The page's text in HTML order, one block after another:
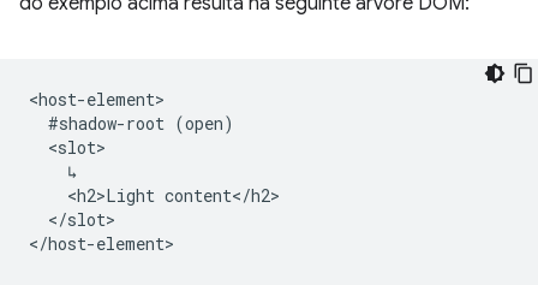
<host-element>
  #shadow-root (open)
  <slot>
    ↳
    <h2>Light content</h2>
  </slot>